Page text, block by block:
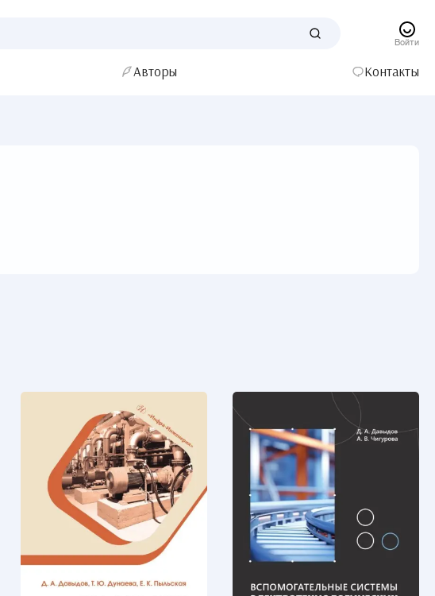
Войти
Авторы Контакты